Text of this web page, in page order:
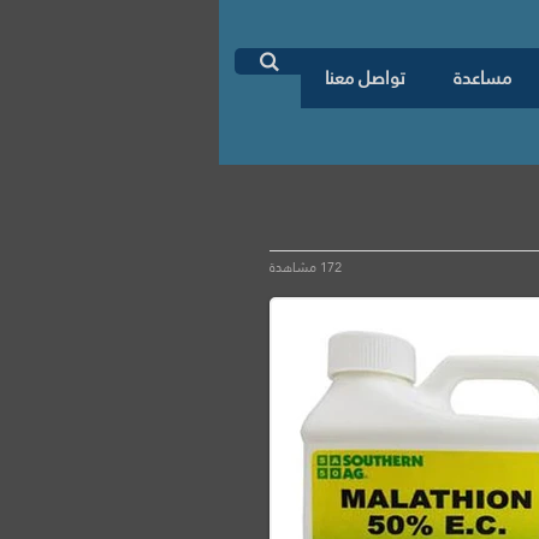
مساعدة تواصل معنا 
172 مشاهدة